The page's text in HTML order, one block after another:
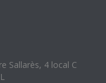
Sallarès, 4 local C